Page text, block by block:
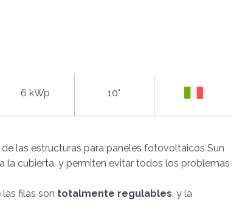
6 kWp 10°
las estructuras para paneles fotovoltaicos Sun
a la cubierta, y permiten evitar todos los problemas
las filas son totalmente regulables, y la